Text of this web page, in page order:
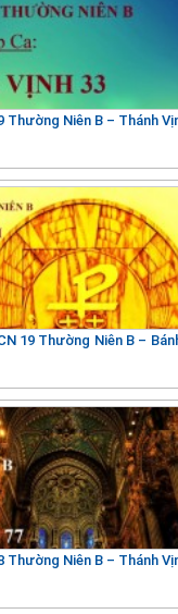
Thường Niên B – Thánh
19 Thường Niên B –
Thường Niên B – Thánh